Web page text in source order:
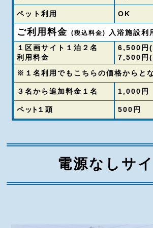
ペット利用 OK
ご利用料金(税込料金)
入浴施設利
１区画サイト１泊２名
利用料金
6,500円(
7,500円(
※１名利用でもこちらの価格からと
３名から追加料金１名 1,000円
ペット１頭 500円
電源なしサ